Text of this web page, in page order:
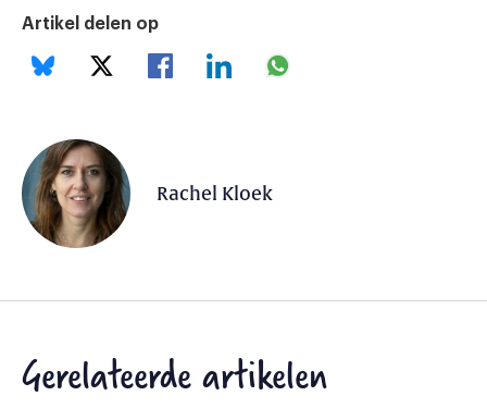
Artikel delen op
Rachel Kloek
Gerelateerde artikelen